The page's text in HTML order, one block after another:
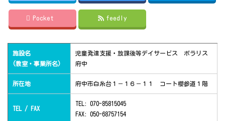
Pocket feedly
施設名
(教室・事業所名)
児童発達支援・放課後等デイサービス ポラリス
府中
所在地 府中市白糸台１－１６－１１ コート櫻参道１階
TEL / FAX
TEL: 070-85815045
FAX: 050-68757154